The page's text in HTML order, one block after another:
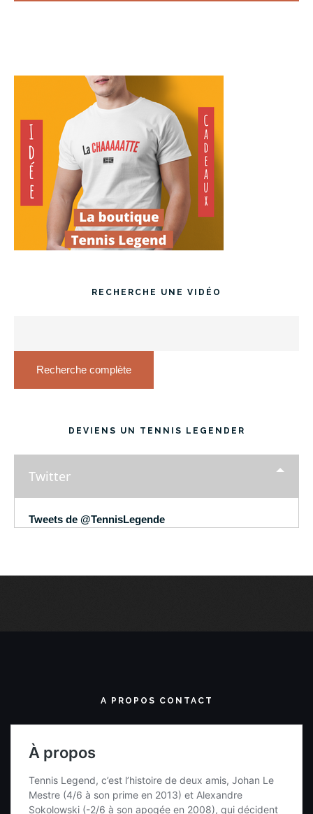
RECHERCHE UNE VIDÉO
Recherche complète
DEVIENS UN TENNIS LEGENDER
Twitter
Tweets de @TennisLegende
A PROPOS CONTACT